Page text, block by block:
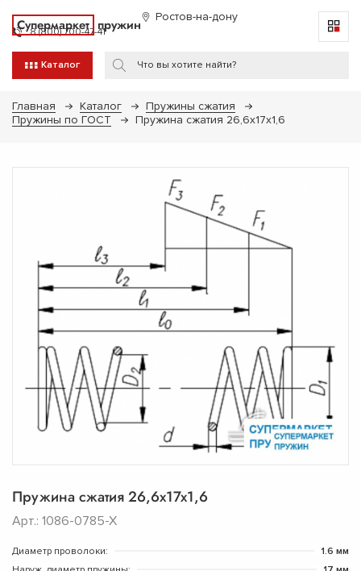
Супермаркет пружин Ростов-на-дону
8 (800) 700-47-41
Каталог
Главная Каталог
Пружины сжатия
Пружины по ГОСТ
Пружина сжатия 26,6х17х1,6
Пружина сжатия 26,6х17х1,6
Арт.: 1086-0785-Х
Диаметр проволоки:
1.6 мм